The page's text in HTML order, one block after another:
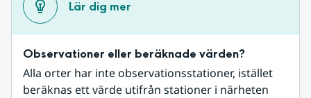
Lär dig mer
Observationer eller beräknade värden?
Alla orter har inte observationsstationer, istället
beräknas ett värde utifrån stationer i närheten